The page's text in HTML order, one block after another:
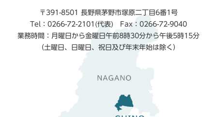
〒391-8501 長野県茅野市塚原二丁目6番1号
Tel：0266-72-2101(代表) Fax：0266-72-9040
業務時間：月曜日から金曜日午前8時30分から午後5時15分
（土曜日、日曜日、祝日及び年末年始は除く）